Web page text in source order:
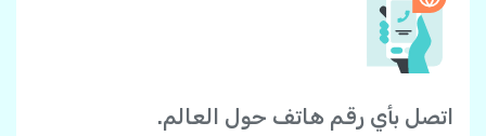
اتصل بأي رقم هاتف حول العالم.